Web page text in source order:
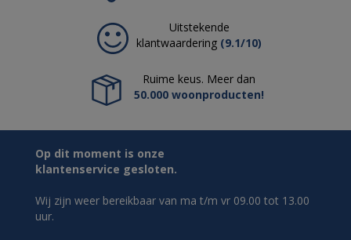
Uitstekende
klantwaardering (9.1/10)
Ruime keus. Meer dan
50.000 woonproducten!
Op dit moment is onze
klantenservice gesloten.
Wij zijn weer bereikbaar van ma t/m vr 09.00 tot 13.00
uur.